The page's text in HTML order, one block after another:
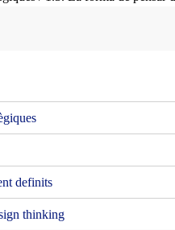
definits
thinking